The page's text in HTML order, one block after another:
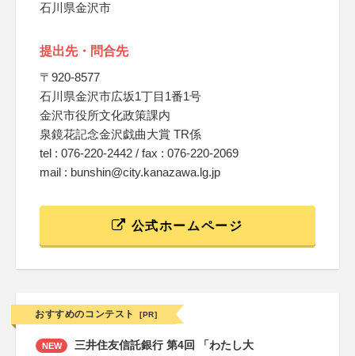
石川県金沢市
提出先・問合先
〒920-8577
石川県金沢市広坂1丁目1番1号
金沢市役所文化政策課内
泉鏡花記念金沢戯曲大賞 TR係
tel : 076-220-2442 / fax : 076-220-2069
mail : bunshin@city.kanazawa.lg.jp
公式ホームページ
おすすめのコンテスト [PR]
NEW 三井住友信託銀行 第4回 「わたし大